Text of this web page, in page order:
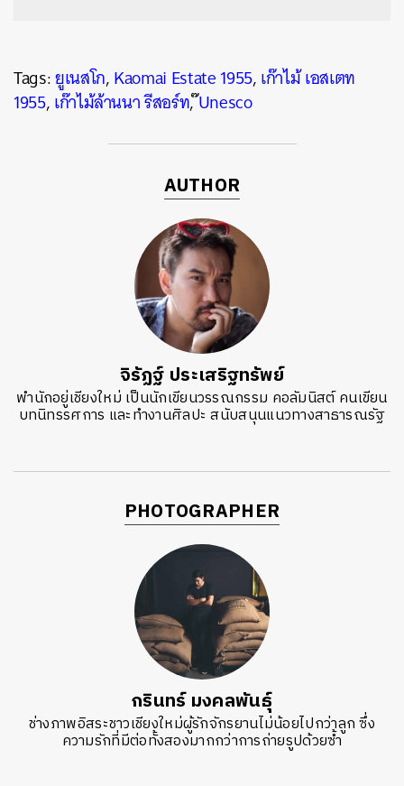
Tags:ยูเนสโก,Kaomai Estate 1955,เก๊าไม้ เอสเตท
1955,เก๊าไม้ล้านนา รีสอร์ท,๊Unesco
AUTHOR
จิรัฏฐ์​ ประเสริฐทรัพย์
พำนักอยู่เชียงใหม่ เป็นนักเขียนวรรณกรรม คอลัมนิสต์ คนเขียน
บทนิทรรศการ และทำงานศิลปะ สนับสนุนแนวทางสาธารณรัฐ
PHOTOGRAPHER
กรินทร์ มงคลพันธุ์
ช่างภาพอิสระชาวเชียงใหม่ผู้รักจักรยานไม่น้อยไปกว่าลูก ซึ่ง
ความรักที่มีต่อทั้งสองมากกว่าการถ่ายรูปด้วยซ้ำ